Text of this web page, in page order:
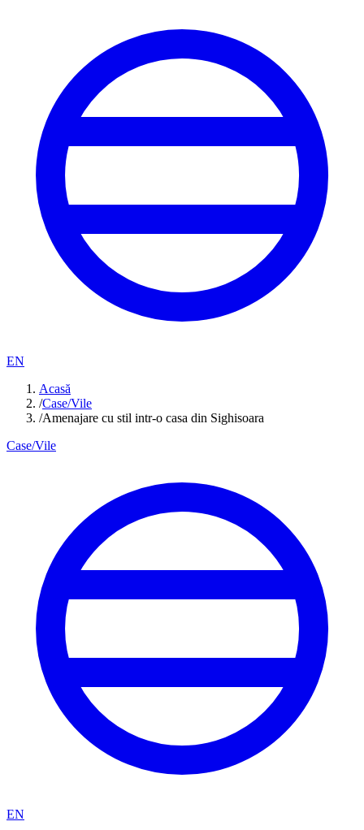
EN
Acasă
/Case/Vile
/Amenajare cu stil intr-o casa din Sighisoara
Case/Vile
EN